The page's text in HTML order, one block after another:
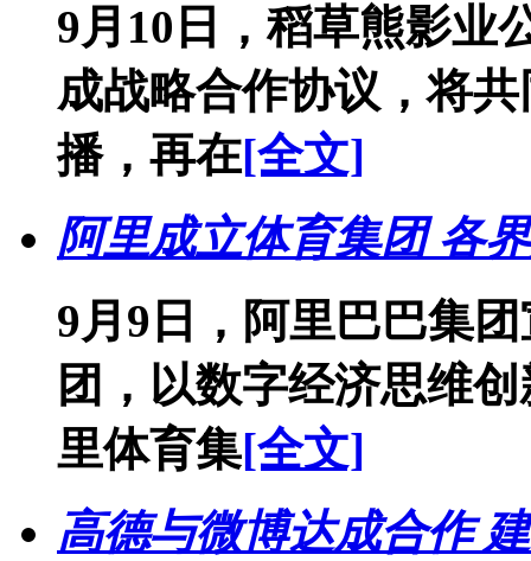
9月10日，稻草熊影业
成战略合作协议，将
播，再在[全文]
阿里成立体育集团 各
9月9日，阿里巴巴集
团，以数字经济思维
里体育集[全文]
高德与微博达成合作